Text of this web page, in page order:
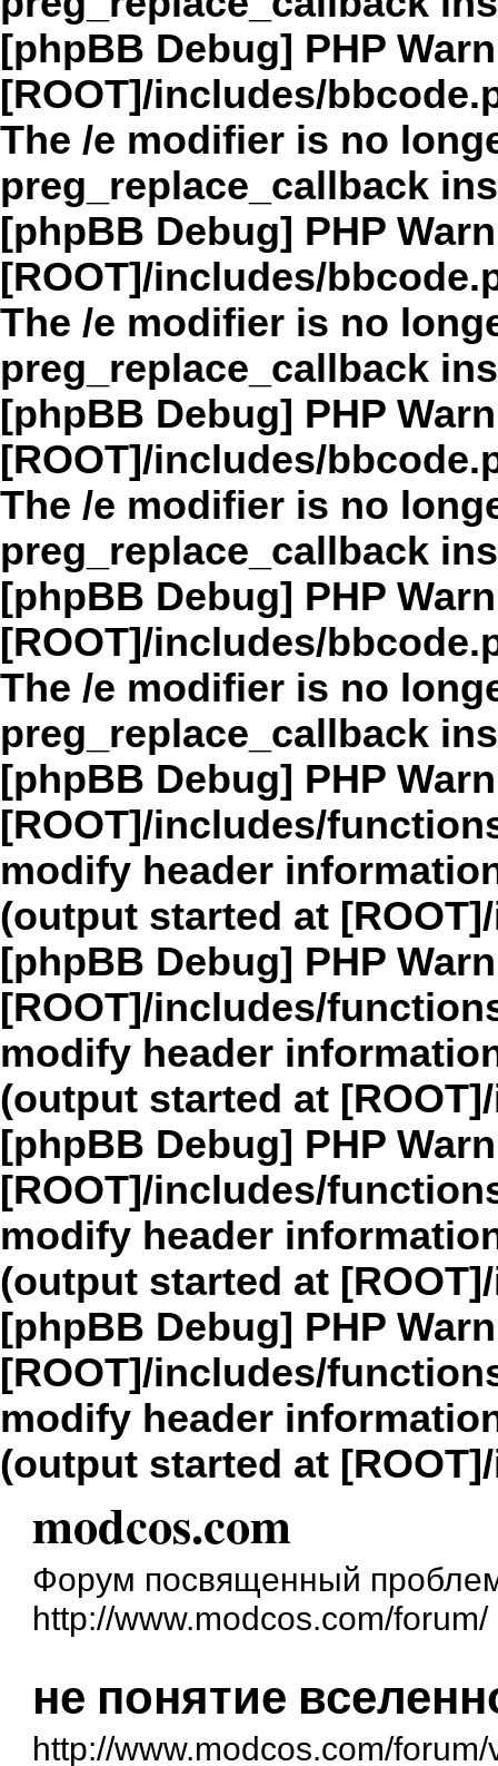
[phpBB Debug] PHP
[ROOT]/includes/
The /e modifier is no
preg_replace_callback
[phpBB Debug] PHP
[ROOT]/includes/
The /e modifier is no
preg_replace_callback
[phpBB Debug] PHP
[ROOT]/includes/
The /e modifier is no
preg_replace_callback
[phpBB Debug] PHP
[ROOT]/includes/
The /e modifier is no
preg_replace_callback
[phpBB Debug] PHP
[ROOT]/includes/
modify header
(output started at
[phpBB Debug] PHP
[ROOT]/includes/
modify header
(output started at
[phpBB Debug] PHP
[ROOT]/includes/
modify header
(output started at
[phpBB Debug] PHP
[ROOT]/includes/
modify header
(output started at
modcos.com
Форум посвященный
http://www.modcos.com/forum/
не понятие
http://www.modcos.com/